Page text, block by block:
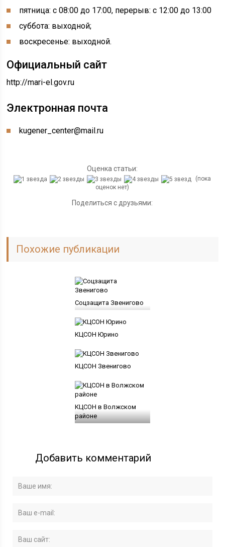
пятница: с 08:00 до 17:00, перерыв: с 12:00 до 13:00
суббота: выходной;
воскресенье: выходной.
Официальный сайт
http://mari-el.gov.ru
Электронная почта
kugener_center@mail.ru
Оценка статьи:
(пока
оценок нет)
Поделиться с друзьями:
Похожие публикации
Соцзащита Звенигово
КЦСОН Юрино
КЦСОН Звенигово
КЦСОН в Волжском
районе
Добавить комментарий